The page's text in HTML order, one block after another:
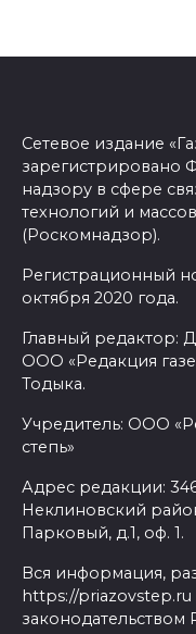
Сетевое издание
зарегистрировано
надзору в сфере
технологий и
(Роскомнадзор).
Регистрационный
октября 2020 года.
Главный редактор:
ООО «Редакция
Тодыка.
Учредитель: ООО
степь»
Адрес редакции:
Неклиновский
Парковый, д.1, оф. 1.
Вся информация,
https://priazovstep.ru